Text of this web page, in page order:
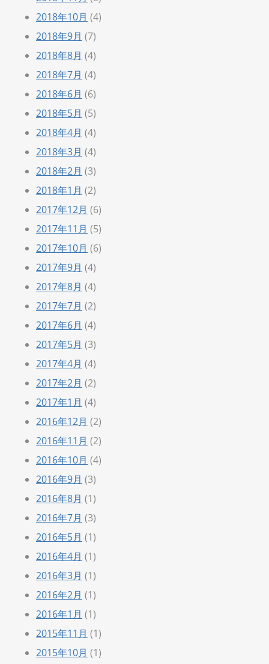
2018年10月 (4)
2018年9月 (7)
2018年8月 (4)
2018年7月 (4)
2018年6月 (6)
2018年5月 (5)
2018年4月 (4)
2018年3月 (4)
2018年2月 (3)
2018年1月 (2)
2017年12月 (6)
2017年11月 (5)
2017年10月 (6)
2017年9月 (4)
2017年8月 (4)
2017年7月 (2)
2017年6月 (4)
2017年5月 (3)
2017年4月 (4)
2017年2月 (2)
2017年1月 (4)
2016年12月 (2)
2016年11月 (2)
2016年10月 (4)
2016年9月 (3)
2016年8月 (1)
2016年7月 (3)
2016年5月 (1)
2016年4月 (1)
2016年3月 (1)
2016年2月 (1)
2016年1月 (1)
2015年11月 (1)
2015年10月 (1)